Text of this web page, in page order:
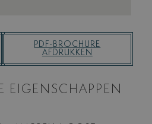
PDF-BROCHURE
AFDRUKKEN
EIGENSCHAPPEN